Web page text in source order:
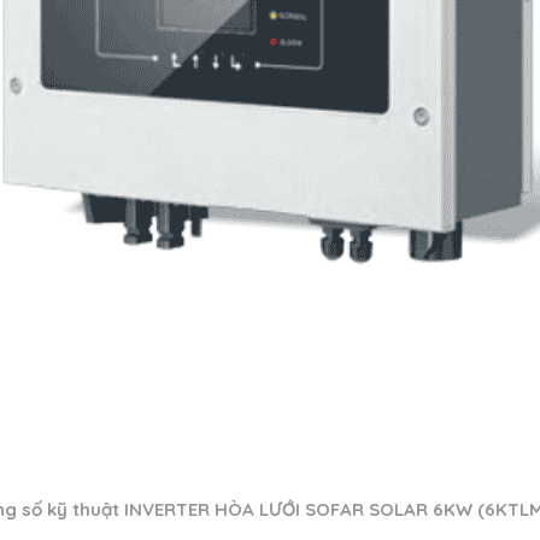
số kỹ thuật INVERTER HÒA LƯỚI SOFAR SOLAR 6KW